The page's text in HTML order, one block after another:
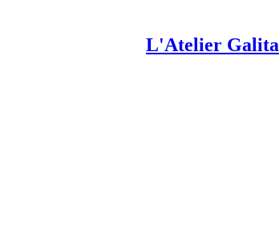
L'Atelier Galita